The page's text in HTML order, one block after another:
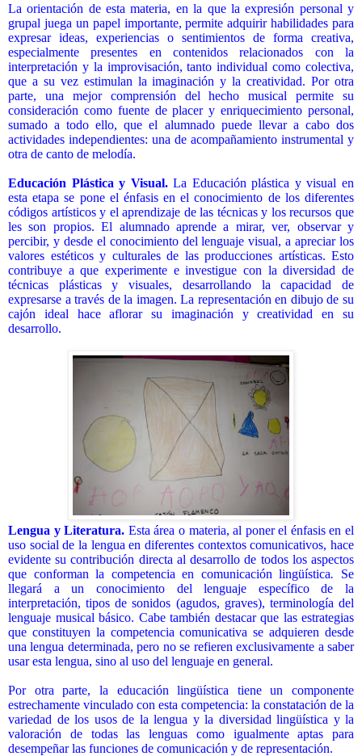
La orientación de esta materia, en la que la expresión personal y
grupal juega un papel importante, permite adquirir habilidades para
expresar ideas, experiencias o sentimientos de forma creativa,
especialmente presentes en contenidos relacionados con la
interpretación y la improvisación, tanto individual como colectiva,
que a su vez estimulan la imaginación y la creatividad. Por otra
parte, una mejor comprensión del hecho musical permite su
consideración como fuente de placer y enriquecimiento personal,
sumado a todo ello, que el alumnado puede llevar a cabo dos
actividades independientes: una de acompañamiento instrumental y
otra de canto de melodía.
Educación Plástica y Visual.La Educación plástica y visual en
esta etapa se pone el énfasis en el conocimiento de los diferentes
códigos artísticos y el aprendizaje de las técnicas y los recursos que
les son propios. El alumnado aprende a mirar, ver, observar y
percibir, y desde el conocimiento del lenguaje visual, a apreciar los
valores estéticos y culturales de las producciones artísticas. Esto
contribuye a que experimente e investigue con la diversidad de
técnicas plásticas y visuales, desarrollando la capacidad de
expresarse a través de la imagen. La representación en dibujo de su
cajón ideal hace aflorar su imaginación y creatividad en su
desarrollo.
Lengua y Literatura. Esta área o materia, al poner el énfasis en el
uso social de la lengua en diferentes contextos comunicativos, hace
evidente su contribución directa al desarrollo de todos los aspectos
que conforman la competencia en comunicación lingüística. Se
llegará a un conocimiento del lenguaje específico de la
interpretación, tipos de sonidos (agudos, graves), terminología del
lenguaje musical básico. Cabe también destacar que las estrategias
que constituyen la competencia comunicativa se adquieren desde
una lengua determinada, pero no se refieren exclusivamente a saber
usar esta lengua, sino al uso del lenguaje en general.
Por otra parte, la educación lingüística tiene un componente
estrechamente vinculado con esta competencia: la constatación de la
variedad de los usos de la lengua y la diversidad lingüística y la
valoración de todas las lenguas como igualmente aptas para
desempeñar las funciones de comunicación y de representación.